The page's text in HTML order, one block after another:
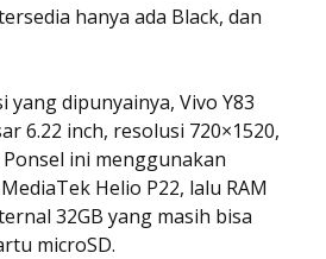
hanya ada Black, dan
yang dipunyainya, Vivo Y83
6.22 inch, resolusi 720×1520,
ini menggunakan
Helio P22, lalu RAM
32GB yang masih bisa
microSD.